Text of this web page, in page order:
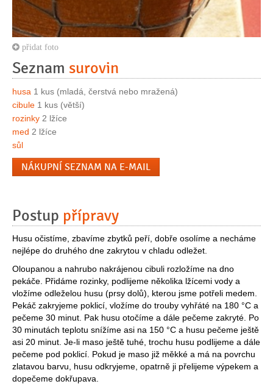
přidat foto
Seznam surovin
husa 1 kus (mladá, čerstvá nebo mražená)
cibule 1 kus (větší)
rozinky 2 lžíce
med 2 lžíce
sůl
NÁKUPNÍ SEZNAM NA E-MAIL
Postup přípravy
Husu očistíme, zbavíme zbytků peří, dobře osolíme a necháme
nejlépe do druhého dne zakrytou v chladu odležet.
Oloupanou a nahrubo nakrájenou cibuli rozložíme na dno
pekáče. Přidáme rozinky, podlijeme několika lžícemi vody a
vložíme odleželou husu (prsy dolů), kterou jsme potřeli medem.
Pekáč zakryjeme poklicí, vložíme do trouby vyhřáté na 180 °C a
pečeme 30 minut. Pak husu otočíme a dále pečeme zakryté. Po
30 minutách teplotu snížíme asi na 150 °C a husu pečeme ještě
asi 20 minut. Je-li maso ještě tuhé, trochu husu podlijeme a dále
pečeme pod poklicí. Pokud je maso již měkké a má na povrchu
zlatavou barvu, husu odkryjeme, opatrně ji přelijeme výpekem a
dopečeme dokřupava.